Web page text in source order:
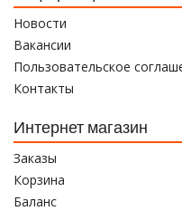
Новости
Вакансии
Пользовательское
Контакты
Интернет магазин
Заказы
Корзина
Баланс